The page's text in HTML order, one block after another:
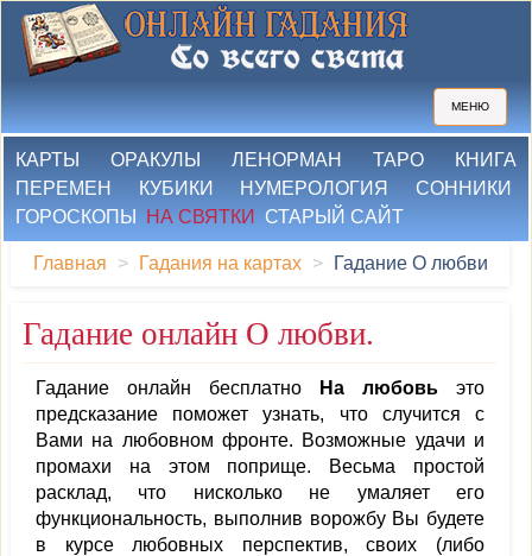
МЕНЮ
КАРТЫ ОРАКУЛЫ ЛЕНОРМАН ТАРО
КНИГА
ПЕРЕМЕН
КУБИКИ НУМЕРОЛОГИЯ
СОННИКИ
ГОРОСКОПЫ
НА СВЯТКИ СТАРЫЙ САЙТ
Главная Гадания на картах Гадание О любви
Гадание онлайн О любви.
Гадание онлайн бесплатно На любовь это
предсказание поможет узнать, что случится с
Вами на любовном фронте. Возможные удачи и
промахи на этом поприще. Весьма простой
расклад, что нисколько не умаляет его
функциональность, выполнив ворожбу Вы будете
в курсе любовных перспектив, своих (либо